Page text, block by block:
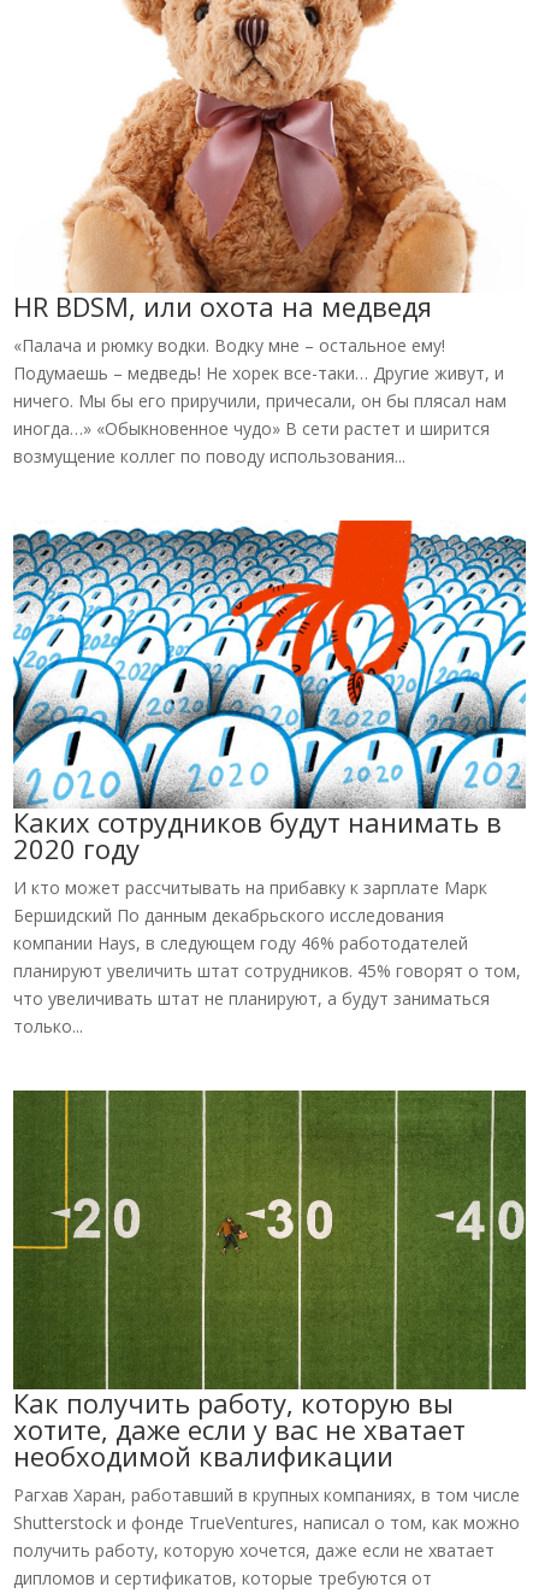
HR BDSM, или охота на медведя
«Палача и рюмку водки. Водку мне – остальное ему!
Подумаешь – медведь! Не хорек все-таки… Другие живут, и
ничего. Мы бы его приручили, причесали, он бы плясал нам
иногда…» «Обыкновенное чудо» В сети растет и ширится
возмущение коллег по поводу использования...
Каких сотрудников будут нанимать в
2020 году
И кто может рассчитывать на прибавку к зарплате Марк
Бершидский По данным декабрьского исследования
компании Hays, в следующем году 46% работодателей
планируют увеличить штат сотрудников. 45% говорят о том,
что увеличивать штат не планируют, а будут заниматься
только...
Как получить работу, которую вы
хотите, даже если у вас не хватает
необходимой квалификации
Рагхав Харан, работавший в крупных компаниях, в том числе
Shutterstock и фонде TrueVentures, написал о том, как можно
получить работу, которую хочется, даже если не хватает
дипломов и сертификатов, которые требуются от